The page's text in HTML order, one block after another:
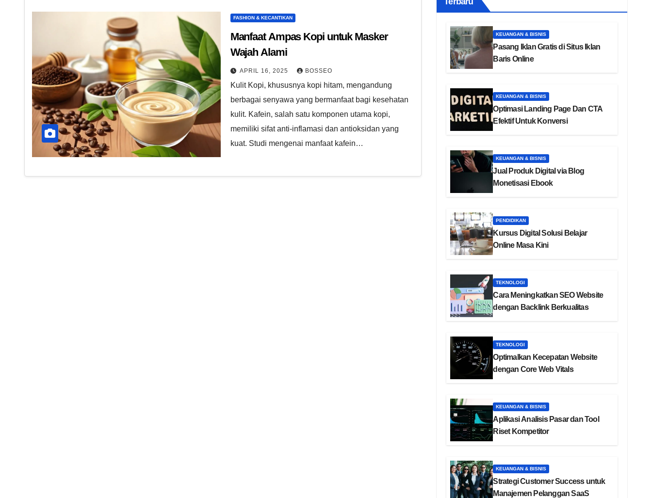
FASHION & KECANTIKAN
Manfaat Ampas Kopi untuk Masker
Wajah Alami
APRIL 16, 2025 BOSSEO
Kulit Kopi, khususnya kopi hitam, mengandung
berbagai senyawa yang bermanfaat bagi kesehatan
kulit. Kafein, salah satu komponen utama kopi,
memiliki sifat anti-inflamasi dan antioksidan yang
kuat. Studi mengenai manfaat kafein…
KEUANGAN & BISNIS
Pasang Iklan Gratis di Situs Iklan
Baris Online
KEUANGAN & BISNIS
Optimasi Landing Page Dan CTA
Efektif Untuk Konversi
KEUANGAN & BISNIS
Jual Produk Digital via Blog
Monetisasi Ebook
PENDIDIKAN
Kursus Digital Solusi Belajar
Online Masa Kini
TEKNOLOGI
Cara Meningkatkan SEO Website
dengan Backlink Berkualitas
TEKNOLOGI
Optimalkan Kecepatan Website
dengan Core Web Vitals
KEUANGAN & BISNIS
Aplikasi Analisis Pasar dan Tool
Riset Kompetitor
KEUANGAN & BISNIS
Strategi Customer Success untuk
Manajemen Pelanggan SaaS